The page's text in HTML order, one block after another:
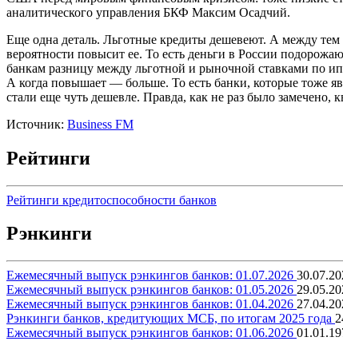
аналитического управления БКФ Максим Осадчий.
Еще одна деталь. Льготные кредиты дешевеют. А между
вероятности повысит ее. То есть деньги в России
банкам разницу между льготной и рыночной ставками по
А когда повышает — больше. То есть банки, которые тоже
стали еще чуть дешевле. Правда, как не раз было замечено,
Источник: Business FM
Рейтинги
Рейтинги кредитоспособности банков
Рэнкинги
Ежемесячный выпуск рэнкингов банков: 01.07.2026
Ежемесячный выпуск рэнкингов банков: 01.05.2026
Ежемесячный выпуск рэнкингов банков: 01.04.2026
Рэнкинги банков, кредитующих МСБ, по итогам 2025 года
Ежемесячный выпуск рэнкингов банков: 01.06.2026